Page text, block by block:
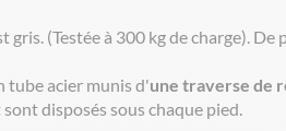
gris. (Testée à 300 kg de charge). De
tube acier munis d'une traverse de
disposés sous chaque pied.